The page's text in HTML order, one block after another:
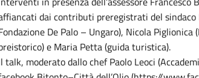
dai contributi preregistrati del sindaco
De Palo – Ungaro), Nicola
e Maria Petta (guida turistica).
talk, moderato dallo chef Paolo Leoci